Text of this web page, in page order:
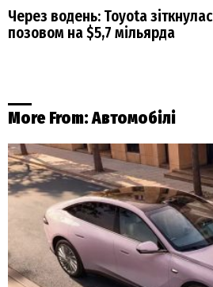
Через водень: Toyota
позовом на $5,7 мільярда
More From:Автомобілі